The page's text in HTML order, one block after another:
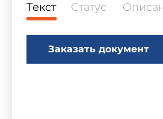
Текст Статус
Заказать документ